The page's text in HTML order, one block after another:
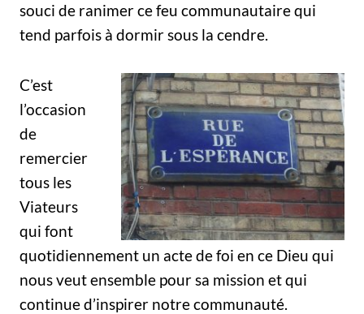
souci de ranimer ce feu communautaire qui
tend parfois à dormir sous la cendre.
C’est
l’occasion
de
remercier
tous les
Viateurs
qui font
quotidiennement un acte de foi en ce Dieu qui
nous veut ensemble pour sa mission et qui
continue d’inspirer notre communauté.